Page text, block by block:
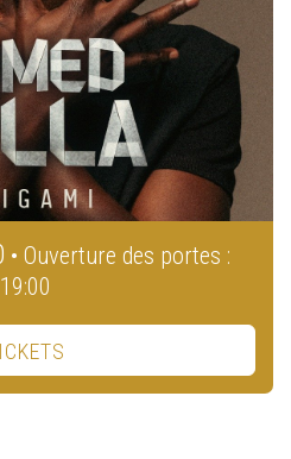
• Ouverture des portes :
19:00